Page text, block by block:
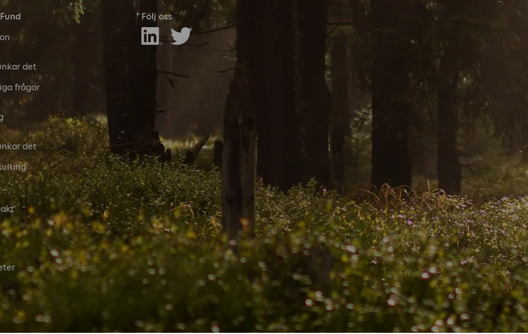
det
frågor
det
Följ oss